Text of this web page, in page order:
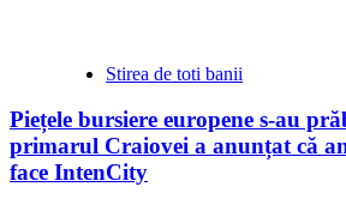
Stirea de toti banii
Piețele bursiere europene s-au
primarul Craiovei a anunțat că
face IntenCity